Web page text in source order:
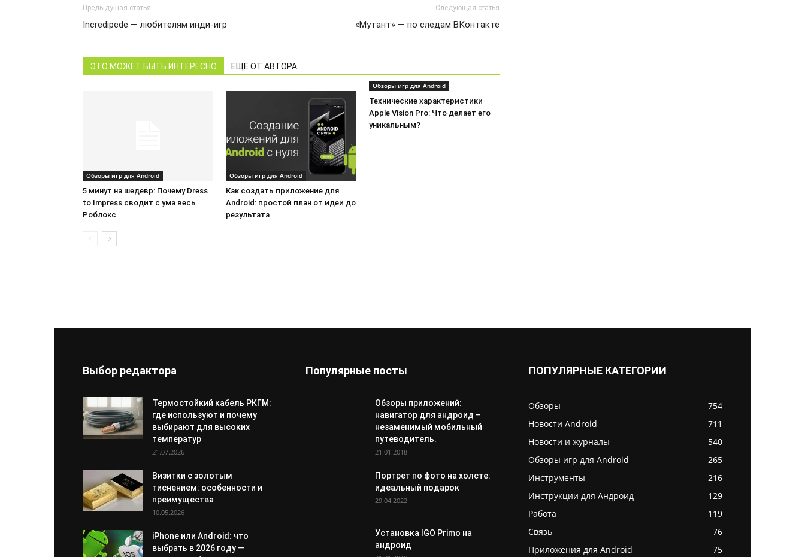
Предыдущая статья
Incredipede — любителям инди-игр
Следующая статья
«Мутант» — по следам ВКонтакте
ЭТО МОЖЕТ БЫТЬ ИНТЕРЕСНО ЕЩЕ ОТ АВТОРА
Обзоры игр для Android
5 минут на шедевр: Почему Dress
to Impress сводит с ума весь
Роблокс
Обзоры игр для Android
Как создать приложение для
Android: простой план от идеи до
результата
Обзоры игр для Android
Технические характеристики
Apple Vision Pro: Что делает его
уникальным?
Выбор редактора
Термостойкий кабель РКГМ:
где используют и почему
выбирают для высоких
температур
21.07.2026
Визитки с золотым
тиснением: особенности и
преимущества
10.05.2026
iPhone или Android: что
выбрать в 2026 году —
Популярные посты
Обзоры приложений:
навигатор для андроид –
незаменимый мобильный
путеводитель.
21.01.2018
Портрет по фото на холсте:
идеальный подарок
29.04.2022
Установка IGO Primo на
андроид
ПОПУЛЯРНЫЕ КАТЕГОРИИ
Обзоры
754
Новости Android
711
Новости и журналы
540
Обзоры игр для Android
265
Инструменты
216
Инструкции для Андроид
129
Работа
119
Связь
76
Приложения для Android
75